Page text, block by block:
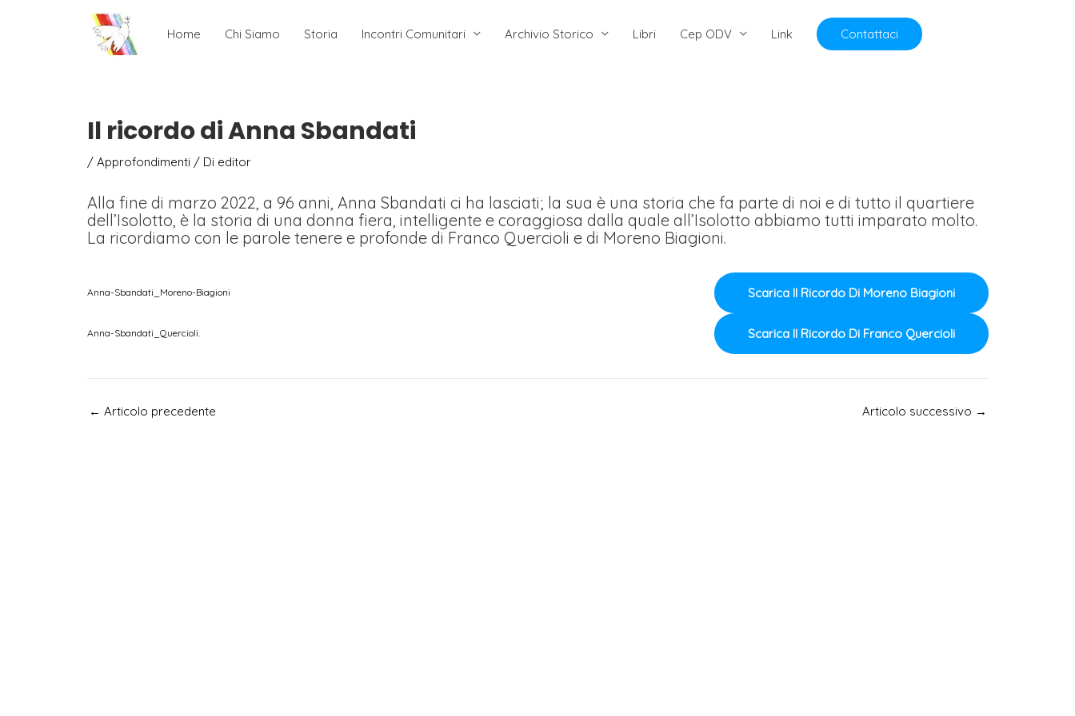
Home Chi Siamo Storia Incontri Comunitari Archivio Storico Libri Cep ODV Link Contattaci
Il ricordo di Anna Sbandati
/ Approfondimenti/ Di editor
Alla fine di marzo 2022, a 96 anni, Anna Sbandati ci ha lasciati; la sua è una storia che fa parte di noi e di tutto il quartiere
dell’Isolotto, è la storia di una donna fiera, intelligente e coraggiosa dalla quale all’Isolotto abbiamo tutti imparato molto.
La ricordiamo con le parole tenere e profonde di Franco Quercioli e di Moreno Biagioni.
Anna-Sbandati_Moreno-Biagioni Scarica Il Ricordo Di Moreno Biagioni
Anna-Sbandati_Quercioli. Scarica Il Ricordo Di Franco Quercioli
Navigazione
← Articolo precedente Articolo successivo →